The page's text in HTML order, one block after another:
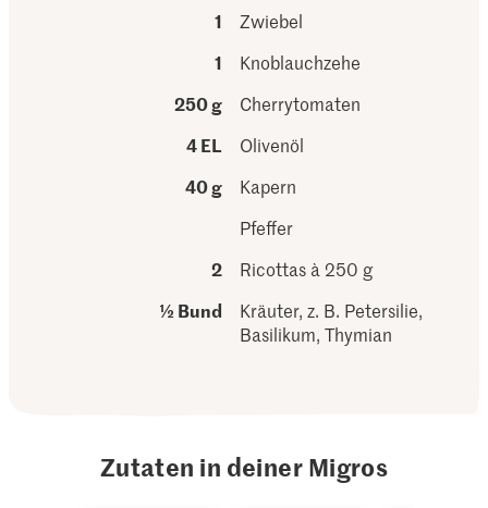
1
Zwiebel
1
Knoblauchzehe
250 g
Cherrytomaten
4 EL
Olivenöl
40 g
Kapern
Pfeffer
2
Ricottas à 250 g
½ Bund
Kräuter, z. B. Petersilie,
Basilikum, Thymian
Zutaten in deiner Migros